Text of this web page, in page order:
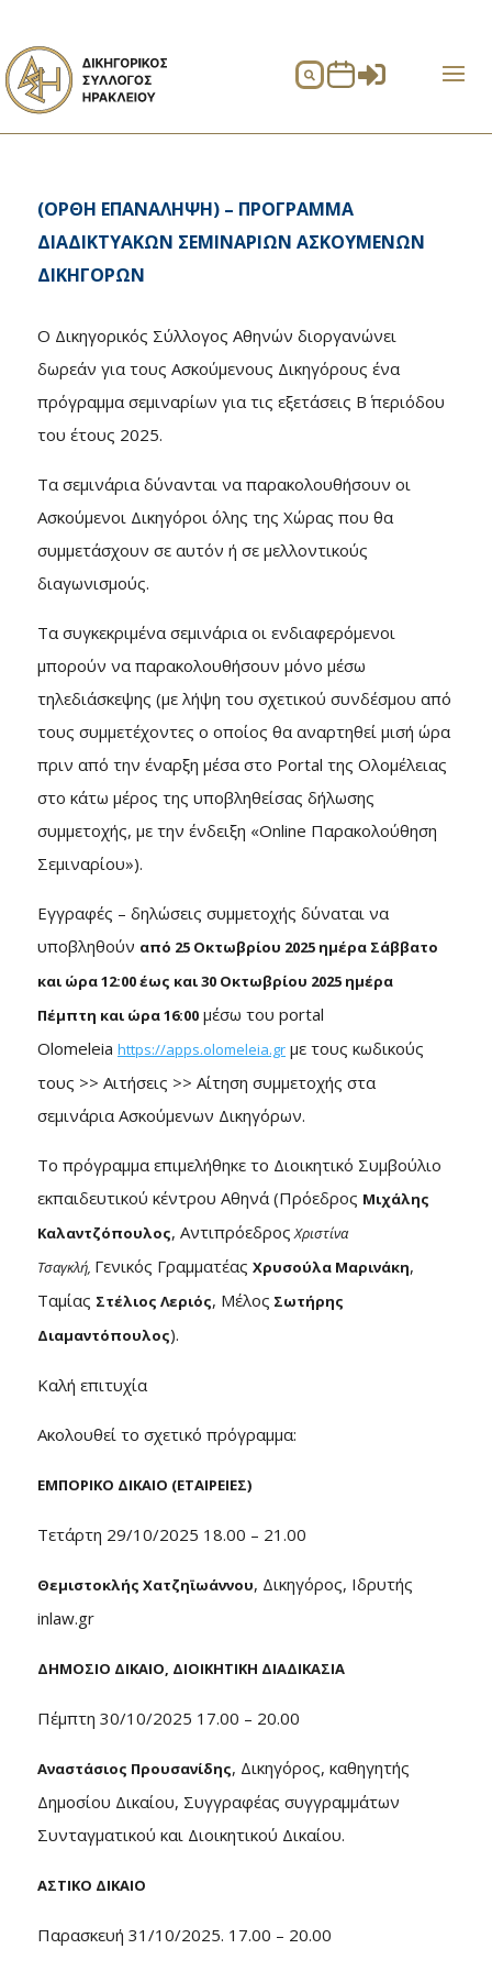
 
(ΟΡΘΗ ΕΠΑΝΑΛΗΨΗ) – ΠΡΟΓΡΑΜΜΑ
ΔΙΑΔΙΚΤΥΑΚΩΝ ΣΕΜΙΝΑΡΙΩΝ ΑΣΚΟΥΜΕΝΩΝ
ΔΙΚΗΓΟΡΩΝ
Ο Δικηγορικός Σύλλογος Αθηνών διοργανώνει
δωρεάν για τους Ασκούμενους Δικηγόρους ένα
πρόγραμμα σεμιναρίων για τις εξετάσεις Β΄ περιόδου
του έτους 2025.
Τα σεμινάρια δύνανται να παρακολουθήσουν οι
Ασκούμενοι Δικηγόροι όλης της Χώρας που θα
συμμετάσχουν σε αυτόν ή σε μελλοντικούς
διαγωνισμούς.
Τα συγκεκριμένα σεμινάρια οι ενδιαφερόμενοι
μπορούν να παρακολουθήσουν μόνο μέσω
τηλεδιάσκεψης (με λήψη του σχετικού συνδέσμου από
τους συμμετέχοντες ο οποίος θα αναρτηθεί μισή ώρα
πριν από την έναρξη μέσα στο Portal της Ολομέλειας
στο κάτω μέρος της υποβληθείσας δήλωσης
συμμετοχής, με την ένδειξη «Online Παρακολούθηση
Σεμιναρίου»).
Εγγραφές – δηλώσεις συμμετοχής δύναται να
υποβληθoύν από 25 Οκτωβρίου 2025 ημέρα Σάββατο
και ώρα 12:00 έως και 30 Οκτωβρίου 2025 ημέρα
Πέμπτη και ώρα 16:00 μέσω του portal
Olomeleia https://apps.olomeleia.gr με τους κωδικούς
τους >> Αιτήσεις >> Αίτηση συμμετοχής στα
σεμινάρια Ασκούμενων Δικηγόρων.
Το πρόγραμμα επιμελήθηκε το Διοικητικό Συμβούλιο
εκπαιδευτικού κέντρου Αθηνά (Πρόεδρος Μιχάλης
Καλαντζόπουλος, ΑντιπρόεδροςΧριστίνα
Τσαγκλή, Γενικός Γραμματέας Χρυσούλα Μαρινάκη,
Ταμίας Στέλιος Λεριός, Μέλος Σωτήρης
Διαμαντόπουλος).
Καλή επιτυχία
Ακολουθεί το σχετικό πρόγραμμα:
ΕΜΠΟΡΙΚΟ ΔΙΚΑΙΟ (ΕΤΑΙΡΕΙΕΣ)
Τετάρτη 29/10/2025 18.00 – 21.00
Θεμιστοκλής Χατζηϊωάννου, Δικηγόρος, Ιδρυτής
inlaw.gr
ΔΗΜΟΣΙΟ ΔΙΚΑΙΟ, ΔΙΟΙΚΗΤΙΚΗ ΔΙΑΔΙΚΑΣΙΑ
Πέμπτη 30/10/2025 17.00 – 20.00
Αναστάσιος Προυσανίδης, Δικηγόρος, καθηγητής
Δημοσίου Δικαίου, Συγγραφέας συγγραμμάτων
Συνταγματικού και Διοικητικού Δικαίου.
ΑΣΤΙΚΟ ΔΙΚΑΙΟ
Παρασκευή 31/10/2025. 17.00 – 20.00